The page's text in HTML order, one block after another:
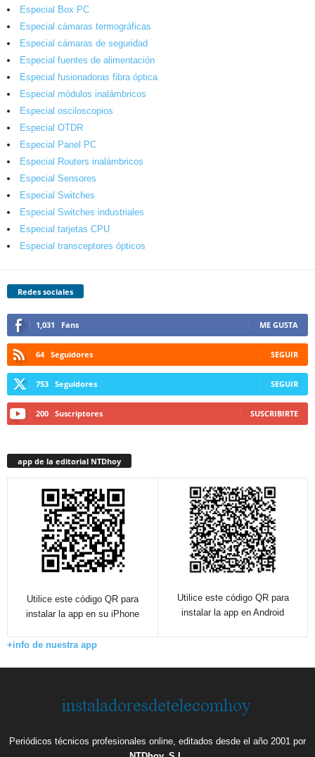
Especial Box PC
Especial cámaras termográficas
Especial cámaras de seguridad
Especial fuentes de alimentación
Especial fusionadoras fibra óptica
Especial módulos inalámbricos
Especial osciloscopios
Especial OTDR
Especial Panel PC
Especial Routers inalámbricos
Especial Sensores
Especial Switches
Especial Switches industriales
Especial tarjetas CPU
Especial transceptores ópticos
Redes sociales
1,031 Fans ME GUSTA
64 Seguidores SEGUIR
753 Seguidores SEGUIR
200 Suscriptores SUSCRIBIRTE
app de la editorial NTDhoy
Utilice este código QR para
instalar la app en su iPhone
Utilice este código QR para
instalar la app en Android
+info de nuestra app
Periódicos técnicos profesionales online, editados desde el año 2001 por